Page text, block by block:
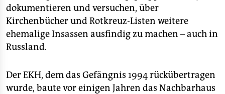
dokumentieren und versuchen, über
Kirchenbücher und Rotkreuz-Listen weitere
ehemalige Insassen ausfindig zu machen – auch in
Russland.
Der EKH, dem das Gefängnis 1994 rückübertragen
wurde, baute vor einigen Jahren das Nachbarhaus